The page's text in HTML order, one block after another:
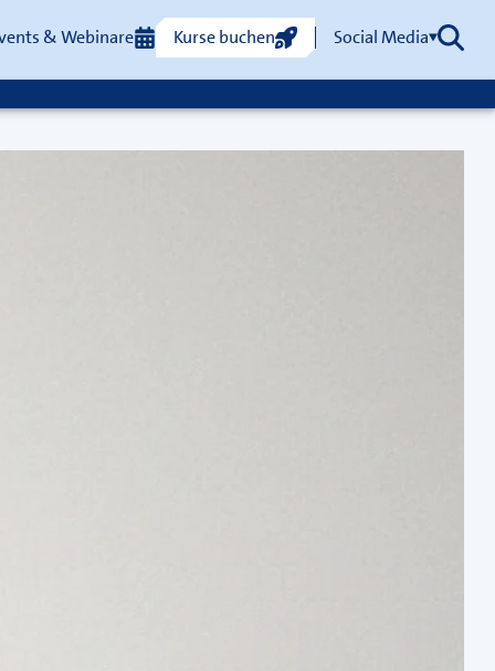
& Webinare Kurse buchen Social Media